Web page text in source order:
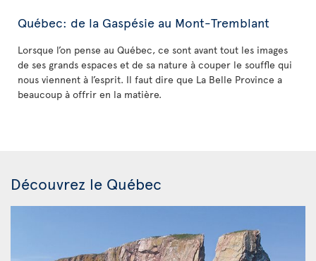
Québec: de la Gaspésie au Mont-Tremblant
Lorsque l’on pense au Québec, ce sont avant tout les images
de ses grands espaces et de sa nature à couper le souffle qui
nous viennent à l’esprit. Il faut dire que La Belle Province a
beaucoup à offrir en la matière.
Découvrez le Québec